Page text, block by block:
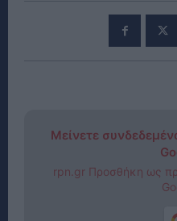
Μείνετε
rpn.gr Προσθήκη ως